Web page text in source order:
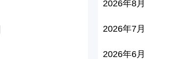
2026年8月
2026年7月
2026年6月